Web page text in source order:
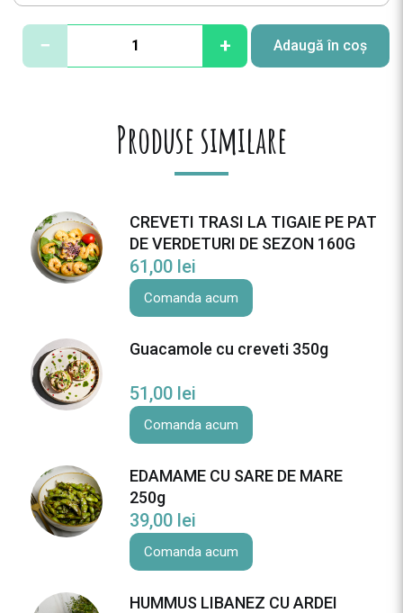
C
− + Adaugă în coș
Produse similare
CREVETI TRASI LA TIGAIE PE PAT
DE VERDETURI DE SEZON 160G
61,00 lei
Comanda acum
Guacamole cu creveti 350g
51,00 lei
Comanda acum
EDAMAME CU SARE DE MARE
250g
39,00 lei
Comanda acum
HUMMUS LIBANEZ CU ARDEI